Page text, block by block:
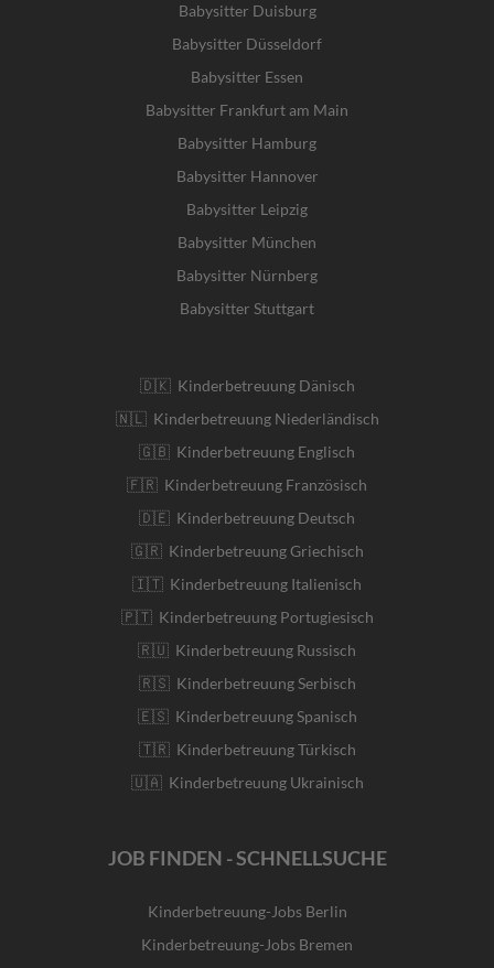
Babysitter Duisburg
Babysitter Düsseldorf
Babysitter Essen
Babysitter Frankfurt am Main
Babysitter Hamburg
Babysitter Hannover
Babysitter Leipzig
Babysitter München
Babysitter Nürnberg
Babysitter Stuttgart
🇩🇰 Kinderbetreuung Dänisch
🇳🇱 Kinderbetreuung Niederländisch
🇬🇧 Kinderbetreuung Englisch
🇫🇷 Kinderbetreuung Französisch
🇩🇪 Kinderbetreuung Deutsch
🇬🇷 Kinderbetreuung Griechisch
🇮🇹 Kinderbetreuung Italienisch
🇵🇹 Kinderbetreuung Portugiesisch
🇷🇺 Kinderbetreuung Russisch
🇷🇸 Kinderbetreuung Serbisch
🇪🇸 Kinderbetreuung Spanisch
🇹🇷 Kinderbetreuung Türkisch
🇺🇦 Kinderbetreuung Ukrainisch
JOB FINDEN - SCHNELLSUCHE
Kinderbetreuung-Jobs Berlin
Kinderbetreuung-Jobs Bremen